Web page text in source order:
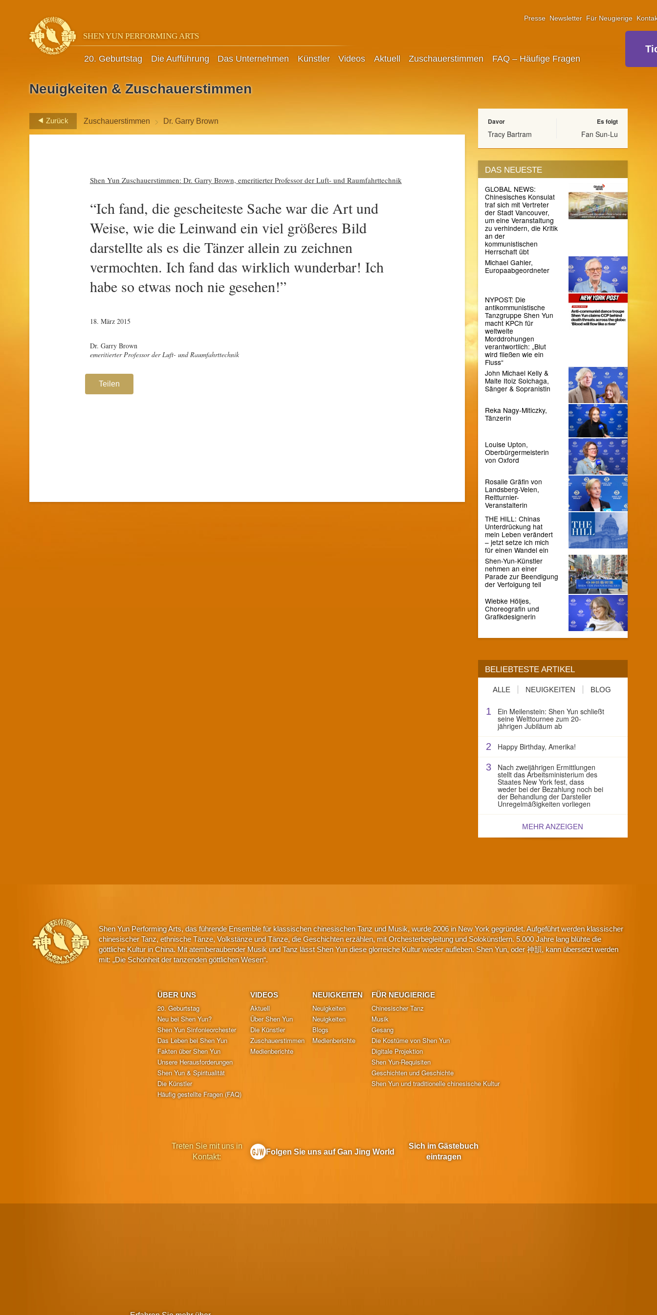
SHEN YUN PERFORMING ARTS
20. Geburtstag Die Aufführung Das Unternehmen Künstler Videos Aktuell Zuschauerstimmen FAQ – Häufige Fragen
Presse Newsletter Für Neugierige
Neuigkeiten & Zuschauerstimmen
Zurück Zuschauerstimmen > Dr. Garry Brown
Shen Yun Zuschauerstimmen: Dr. Garry Brown, emeritierter Professor der Luft- und Raumfahrttechnik
“Ich fand, die gescheiteste Sache war die Art und
Weise, wie die Leinwand ein viel größeres Bild
darstellte als es die Tänzer allein zu zeichnen
vermochten. Ich fand das wirklich wunderbar! Ich
habe so etwas noch nie gesehen!”
18. März 2015
Dr. Garry Brown
emeritierter Professor der Luft- und Raumfahrttechnik
Teilen
Davor
Tracy Bartram
Es folgt
Fan Sun-Lu
DAS NEUESTE
GLOBAL NEWS:
Chinesisches Konsulat
traf sich mit Vertreter
der Stadt Vancouver,
um eine Veranstaltung
zu verhindern, die Kritik
an der
kommunistischen
Herrschaft übt
Michael Gahler,
Europaabgeordneter
NYPOST: Die
antikommunistische
Tanzgruppe Shen Yun
macht KPCh für
weltweite
Morddrohungen
verantwortlich: „Blut
wird fließen wie ein
Fluss“
John Michael Kelly &
Maite Itoiz Solchaga,
Sänger & Sopranistin
Reka Nagy-Miticzky,
Tänzerin
Louise Upton,
Oberbürgermeisterin
von Oxford
Rosalie Gräfin von
Landsberg-Velen,
Reitturnier-
Veranstalterin
THE HILL: Chinas
Unterdrückung hat
mein Leben verändert
– jetzt setze ich mich
für einen Wandel ein
Shen-Yun-Künstler
nehmen an einer
Parade zur Beendigung
der Verfolgung teil
Wiebke Höljes,
Choreografin und
Grafikdesignerin
BELIEBTESTE ARTIKEL
ALLE NEUIGKEITEN BLOG
1 Ein Meilenstein: Shen Yun schließt
seine Welttournee zum 20-
jährigen Jubiläum ab
2 Happy Birthday, Amerika!
3 Nach zweijährigen Ermittlungen
stellt das Arbeitsministerium des
Staates New York fest, dass
weder bei der Bezahlung noch bei
der Behandlung der Darsteller
Unregelmäßigkeiten vorliegen
MEHR ANZEIGEN
Shen Yun Performing Arts, das führende Ensemble für klassischen chinesischen Tanz und Musik, wurde 2006 in New York gegründet. Aufgeführt werden klassischer
chinesischer Tanz, ethnische Tänze, Volkstänze und Tänze, die Geschichten erzählen, mit Orchesterbegleitung und Solokünstlern. 5.000 Jahre lang blühte die
göttliche Kultur in China. Mit atemberaubender Musik und Tanz lässt Shen Yun diese glorreiche Kultur wieder aufleben. Shen Yun, oder 神韻, kann übersetzt werden
mit: „Die Schönheit der tanzenden göttlichen Wesen“.
ÜBER UNS
20. Geburtstag
Neu bei Shen Yun?
Shen Yun Sinfonieorchester
Das Leben bei Shen Yun
Fakten über Shen Yun
Unsere Herausforderungen
Shen Yun & Spiritualität
Die Künstler
Häufig gestellte Fragen (FAQ)
VIDEOS
Aktuell
Über Shen Yun
Die Künstler
Zuschauerstimmen
Medienberichte
NEUIGKEITEN
Neuigkeiten
Neuigkeiten
Blogs
Medienberichte
FÜR NEUGIERIGE
Chinesischer Tanz
Musik
Gesang
Die Kostüme von Shen Yun
Digitale Projektion
Shen Yun-Requisiten
Geschichten und Geschichte
Shen Yun und traditionelle chinesische Kultur
Treten Sie mit uns in
Kontakt:
Folgen Sie uns auf Gan Jing World
Sich im Gästebuch
eintragen